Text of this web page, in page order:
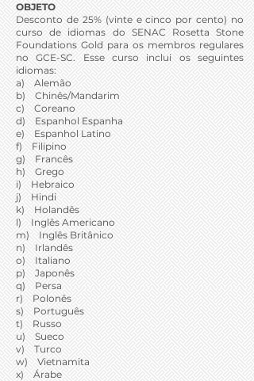
OBJETO
Desconto de 25% (vinte e cinco por cento) no
curso de idiomas do SENAC Rosetta Stone
Foundations Gold para os membros regulares
no GCE-SC. Esse curso inclui os seguintes
idiomas:
a) Alemão
b) Chinês/Mandarim
c) Coreano
d) Espanhol Espanha
e) Espanhol Latino
f) Filipino
g) Francês
h) Grego
i) Hebraico
j) Hindi
k) Holandês
l) Inglês Americano
m) Inglês Britânico
n) Irlandês
o) Italiano
p) Japonês
q) Persa
r) Polonês
s) Português
t) Russo
u) Sueco
v) Turco
w) Vietnamita
x) Árabe